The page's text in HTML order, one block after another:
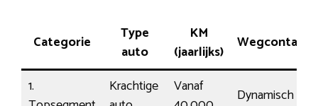
Categorie
Type
auto
KM
(jaarlijks)
Wegcontact
1.
Krachtige
Vanaf
Dynamisch